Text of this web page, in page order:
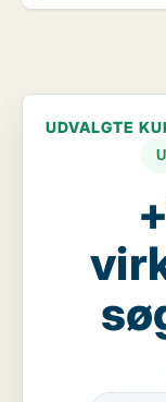
UDVALGTE